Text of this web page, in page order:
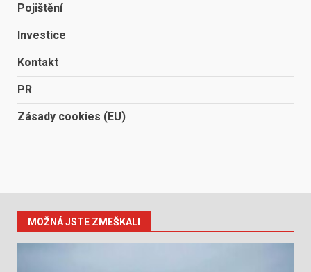
Pojištění
Investice
Kontakt
PR
Zásady cookies (EU)
MOŽNÁ JSTE ZMEŠKALI